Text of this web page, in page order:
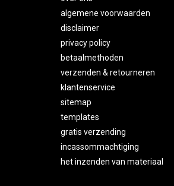
algemene voorwaarden
disclaimer
privacy policy
betaalmethoden
verzenden & retourneren
klantenservice
sitemap
templates
gratis verzending
incassommachtiging
het inzenden van materiaal